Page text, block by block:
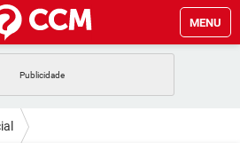
MENU